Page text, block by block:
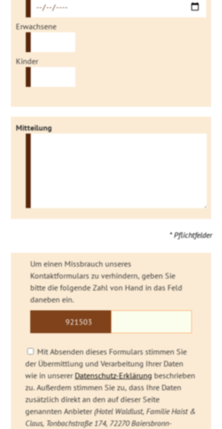
Erwachsene
Kinder
Mitteilung
* Pflichtfelder
Um einen Missbrauch unseres
Kontaktformulars zu verhindern, geben Sie
bitte die folgende Zahl von Hand in das Feld
daneben ein.
921503825
Mit Absenden dieses Formulars stimmen Sie
der Übermittlung und Verarbeitung Ihrer Daten
wie in unsererDatenschutz-Erklärung beschrieben
zu. Außerdem stimmen Sie zu, dass Ihre Daten
zusätzlich direkt an den auf dieser Seite
genannten Anbieter(Hotel Waldlust, Familie Haist &
Claus, Tonbachstraße 174, 72270 Baiersbronn-